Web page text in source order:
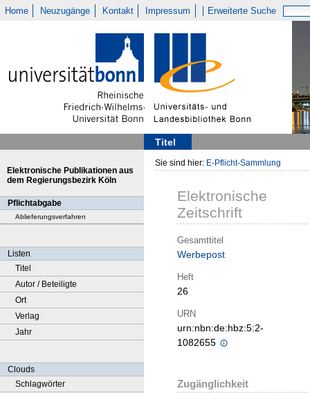
Home Neuzugänge Kontakt Impressum Erweiterte Suche
Titel
Elektronische Publikationen aus
dem Regierungsbezirk Köln
Pflichtabgabe
Ablieferungsverfahren
Listen
Titel
Autor / Beteiligte
Ort
Verlag
Jahr
Clouds
Schlagwörter
Sie sind hier: E-Pflicht-Sammlung
Elektronische
Zeitschrift
Gesamttitel
Werbepost
Heft
26
URN
urn:nbn:de:hbz:5:2-
1082655
Zugänglichkeit